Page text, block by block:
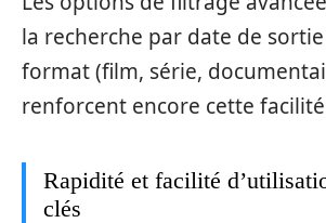
la recherche par date de
format (film, série,
renforcent encore cette
Rapidité et facilité
clés